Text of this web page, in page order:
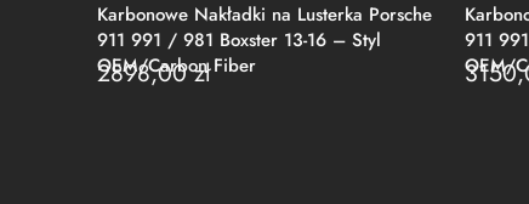
Karbonowe Nakładki na Lusterka Porsche
911 991 / 981 Boxster 13-16 – Styl
OEM/Carbon Fiber
2898,00zł
911
OEM/